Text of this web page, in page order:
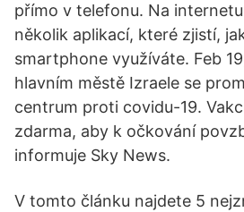
přímo v telefonu. Na
několik aplikací, které zjistí,
smartphone využíváte. Feb
hlavním městě Izraele se
centrum proti covidu-19.
zdarma, aby k očkování
informuje Sky News.
V tomto článku najdete 5